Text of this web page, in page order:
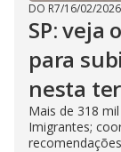
DO R7/16/02/2026
SP: veja
para
nesta
Mais de 318
Imigrantes;